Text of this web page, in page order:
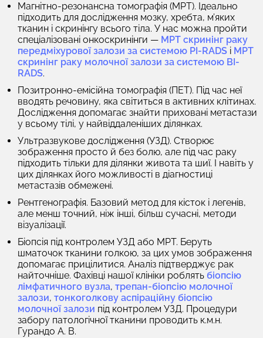
Магнітно-резонансна томографія (МРТ). Ідеально
підходить для дослідження мозку, хребта, м’яких
тканин і скринінгу всього тіла. У нас можна пройти
спеціалізовані онкоскринінги — МРТ скринінг раку
передміхурової залози за системою PI-RADS і МРТ
скринінг раку молочної залози за системою BI-
RADS.
Позитронно-емісійна томографія (ПЕТ). Під час неї
вводять речовину, яка світиться в активних клітинах.
Дослідження допомагає знайти приховані метастази
у всьому тілі, у найвіддаленіших ділянках.
Ультразвукове дослідження (УЗД). Створює
зображення просто й без болю, але під час раку
підходить тільки для ділянки живота та шиї. І навіть у
цих ділянках його можливості в діагностиці
метастазів обмежені.
Рентгенографія. Базовий метод для кісток і легенів,
але менш точний, ніж інші, більш сучасні, методи
візуалізації.
Біопсія під контролем УЗД або МРТ. Беруть
шматочок тканини голкою, за цих умов зображення
допомагає прицілитися. Аналіз підтверджує рак
найточніше. Фахівці нашої клініки роблять біопсію
лімфатичного вузла, трепан-біопсію молочної
залози, тонкоголкову аспіраційну біопсію
молочної залози під контролем УЗД. Процедури
забору патологічної тканини проводить к.м.н.
Гурандо А. В.